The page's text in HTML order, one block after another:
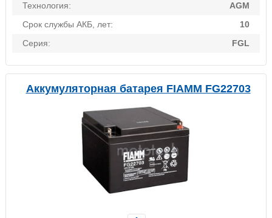
Технология:
AGM
Срок службы АКБ, лет:
10
Серия:
FGL
Аккумуляторная батарея FIAMM FG22703